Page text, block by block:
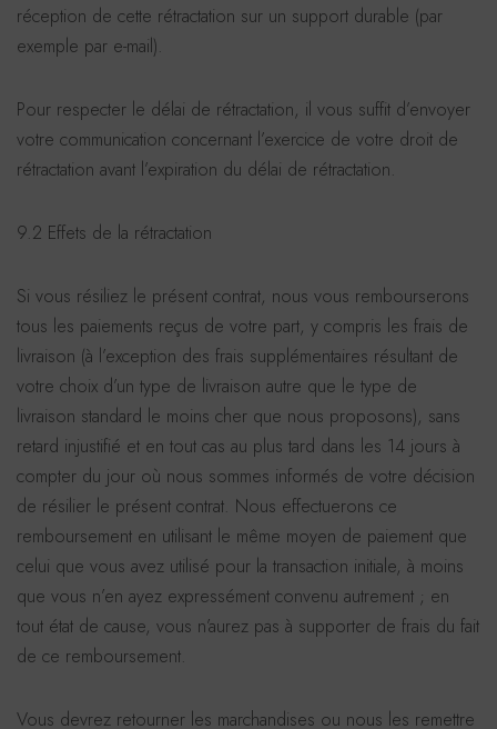
réception de cette rétractation sur un support durable (par
exemple par e-mail).
Pour respecter le délai de rétractation, il vous suffit d’envoyer
votre communication concernant l’exercice de votre droit de
rétractation avant l’expiration du délai de rétractation.
9.2 Effets de la rétractation
Si vous résiliez le présent contrat, nous vous rembourserons
tous les paiements reçus de votre part, y compris les frais de
livraison (à l’exception des frais supplémentaires résultant de
votre choix d’un type de livraison autre que le type de
livraison standard le moins cher que nous proposons), sans
retard injustifié et en tout cas au plus tard dans les 14 jours à
compter du jour où nous sommes informés de votre décision
de résilier le présent contrat. Nous effectuerons ce
remboursement en utilisant le même moyen de paiement que
celui que vous avez utilisé pour la transaction initiale, à moins
que vous n’en ayez expressément convenu autrement ; en
tout état de cause, vous n’aurez pas à supporter de frais du fait
de ce remboursement.
Vous devrez retourner les marchandises ou nous les remettre